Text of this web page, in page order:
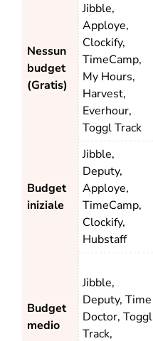
Nessun
budget
(Gratis)
Jibble,
Apploye,
Clockify,
TimeCamp,
My Hours,
Harvest,
Everhour,
Toggl Track
Budget
iniziale
Jibble,
Deputy,
Apploye,
TimeCamp,
Clockify,
Hubstaff
Budget
medio
Jibble,
Deputy, Time
Doctor, Toggl
Track,